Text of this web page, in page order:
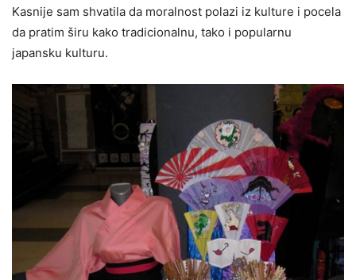
Kasnije sam shvatila da moralnost polazi iz kulture i pocela
da pratim širu kako tradicionalnu, tako i popularnu
japansku kulturu.